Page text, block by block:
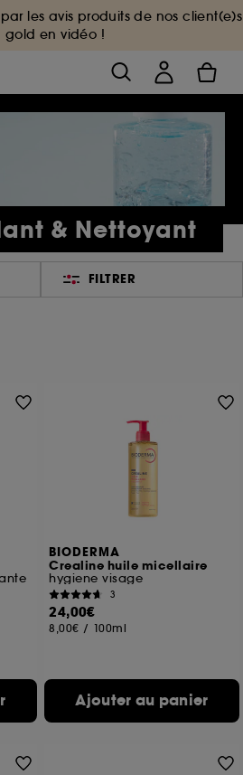
par les avis produits de nos client(e)s
gold en vidéo !
& Nettoyant
FILTRER
BIODERMA
Crealine huile micellaire
hygiene visage
3
24,00€
8,00€ / 100ml
Ajouter au panier